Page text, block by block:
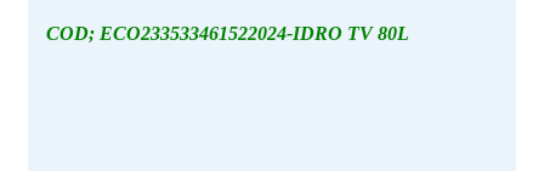
COD; ECO233533461522024-IDRO TV 80L